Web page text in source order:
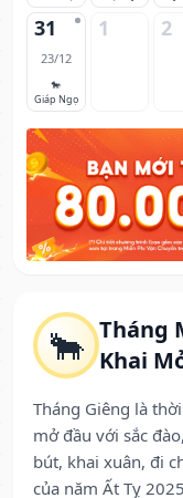
🐂 Tháng
Khai
Tháng Giêng là
mở đầu với sắc
bút, khai xuân, đi
của năm Ất Tỵ
31
23/12
🐎
Giáp Ngọ
1 2